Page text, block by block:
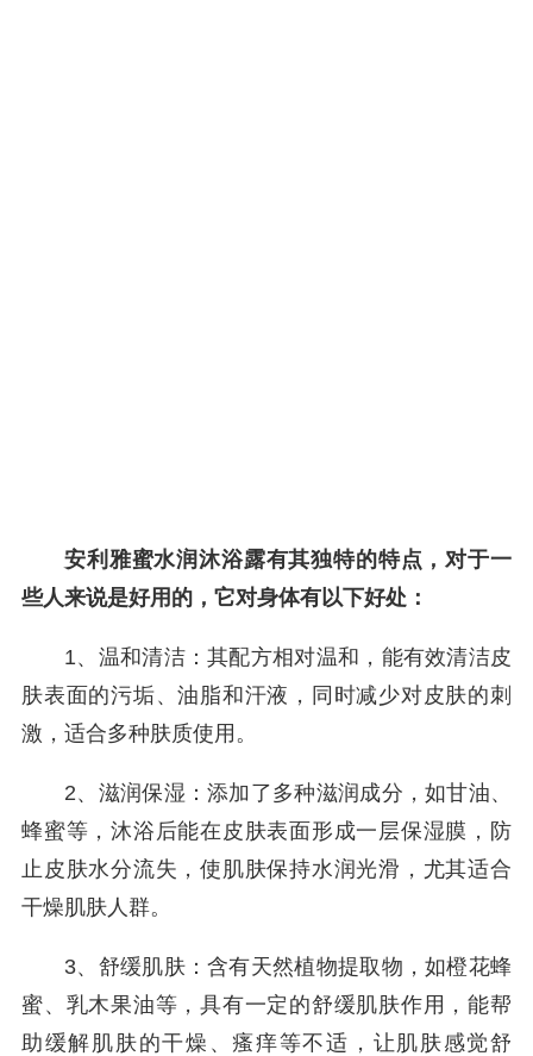
安利雅蜜水润沐浴露有其独特的特点，对于一
些人来说是好用的，它对身体有以下好处：
1、温和清洁：其配方相对温和，能有效清洁皮
肤表面的污垢、油脂和汗液，同时减少对皮肤的刺
激，适合多种肤质使用。
2、滋润保湿：添加了多种滋润成分，如甘油、
蜂蜜等，沐浴后能在皮肤表面形成一层保湿膜，防
止皮肤水分流失，使肌肤保持水润光滑，尤其适合
干燥肌肤人群。
3、舒缓肌肤：含有天然植物提取物，如橙花蜂
蜜、乳木果油等，具有一定的舒缓肌肤作用，能帮
助缓解肌肤的干燥、瘙痒等不适，让肌肤感觉舒